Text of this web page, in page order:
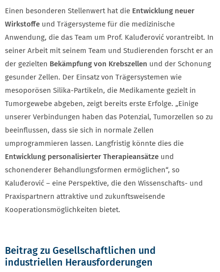
Einen besonderen Stellenwert hat die Entwicklung neuer
Wirkstoffe und Trägersysteme für die medizinische
Anwendung, die das Team um Prof. Kaluđerović vorantreibt. In
seiner Arbeit mit seinem Team und Studierenden forscht er an
der gezielten Bekämpfung von Krebszellen und der Schonung
gesunder Zellen. Der Einsatz von Trägersystemen wie
mesoporösen Silika-Partikeln, die Medikamente gezielt in
Tumorgewebe abgeben, zeigt bereits erste Erfolge. „Einige
unserer Verbindungen haben das Potenzial, Tumorzellen so zu
beeinflussen, dass sie sich in normale Zellen
umprogrammieren lassen. Langfristig könnte dies die
Entwicklung personalisierter Therapieansätze und
schonenderer Behandlungsformen ermöglichen“, so
Kaluđerović – eine Perspektive, die den Wissenschafts- und
Praxispartnern attraktive und zukunftsweisende
Kooperationsmöglichkeiten bietet.
Beitrag zu Gesellschaftlichen und
industriellen Herausforderungen